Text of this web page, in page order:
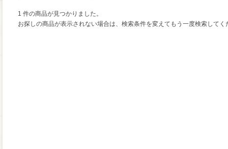
1 件の商品が見つかりました。
お探しの商品が表示されない場合は、検索条件を変えてもう一度検索してく